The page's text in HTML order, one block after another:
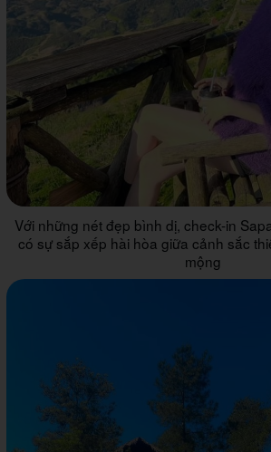
Với những nét đẹp bình dị, check-in
có sự sắp xếp hài hòa giữa cảnh sắc
mộng